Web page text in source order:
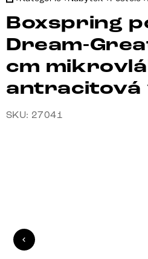
Boxspring
Dream-
cm
antracitová
SKU: 27041